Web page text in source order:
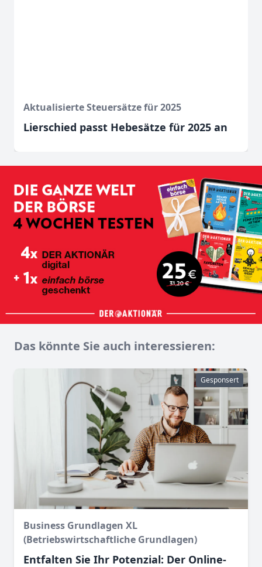
Aktualisierte Steuersätze für 2025
Lierschied passt Hebesätze für 2025 an
Das könnte Sie auch interessieren:
Gesponsert
Business Grundlagen XL
(Betriebswirtschaftliche Grundlagen)
Entfalten Sie Ihr Potenzial: Der Online-